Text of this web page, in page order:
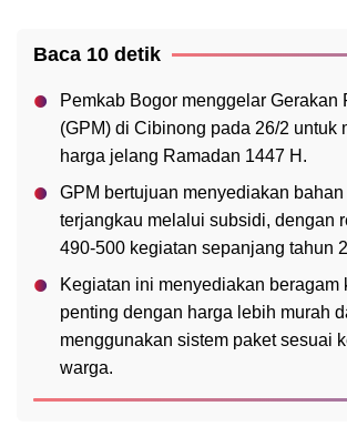
Baca 10 detik
Pemkab Bogor menggelar Gerakan
(GPM) di Cibinong pada 26/2 untuk
harga jelang Ramadan 1447 H.
GPM bertujuan menyediakan
terjangkau melalui subsidi, dengan
490-500 kegiatan sepanjang tahun
Kegiatan ini menyediakan beragam
penting dengan harga lebih murah
menggunakan sistem paket sesuai
warga.